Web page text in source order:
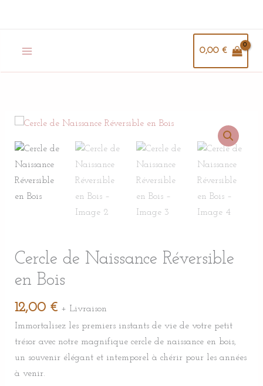
0,00 €
Cercle de Naissance Réversible
en Bois
12,00 € + Livraison
Immortalisez les premiers instants de vie de votre petit
trésor avec notre magnifique cercle de naissance en bois,
un souvenir élégant et intemporel à chérir pour les années
à venir.
quantité